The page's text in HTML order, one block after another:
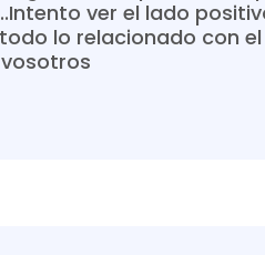
ver el lado
lo relacionado con